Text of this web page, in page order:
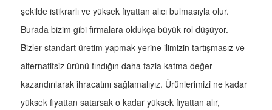
şekilde istikrarlı ve yüksek fiyattan alıcı bulmasıyla olur.
Burada bizim gibi firmalara oldukça büyük rol düşüyor.
Bizler standart üretim yapmak yerine ilimizin tartışmasız ve
alternatifsiz ürünü fındığın daha fazla katma değer
kazandırılarak ihracatını sağlamalıyız. Ürünlerimizi ne kadar
yüksek fiyattan satarsak o kadar yüksek fiyattan alır,